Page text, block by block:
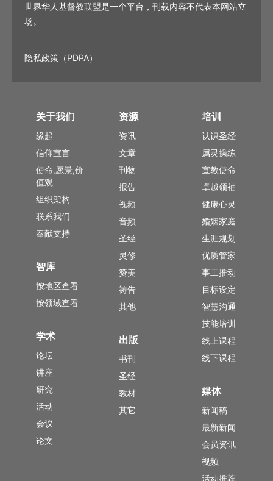
世界华人基督教联盟是一个平台，刊载内容不代表本网站立
场。
隐私政策（PDPA）
关于我们
缘起
信仰宣言
使命,愿景,价
值观
组织架构
联系我们
奉献支持
智库
按地区查看
按领域查看
学术
论坛
讲座
研究
活动
会议
论文
资源
资讯
文章
刊物
报告
视频
音频
圣经
灵修
赞美
祷告
其他
出版
书刊
圣经
教材
其它
培训
认识圣经
属灵操练
宣教使命
卓越领袖
健康心灵
婚姻家庭
生涯规划
优质管家
事工推动
目标设定
智慧沟通
技能培训
线上课程
线下课程
媒体
新闻稿
最新新闻
会员资讯
视频
活动推荐